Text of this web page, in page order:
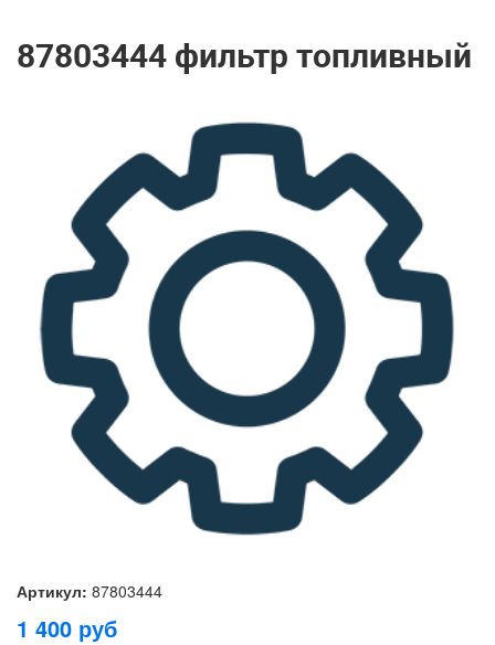
87803444 фильтр топливный
Артикул: 87803444
1 400 руб